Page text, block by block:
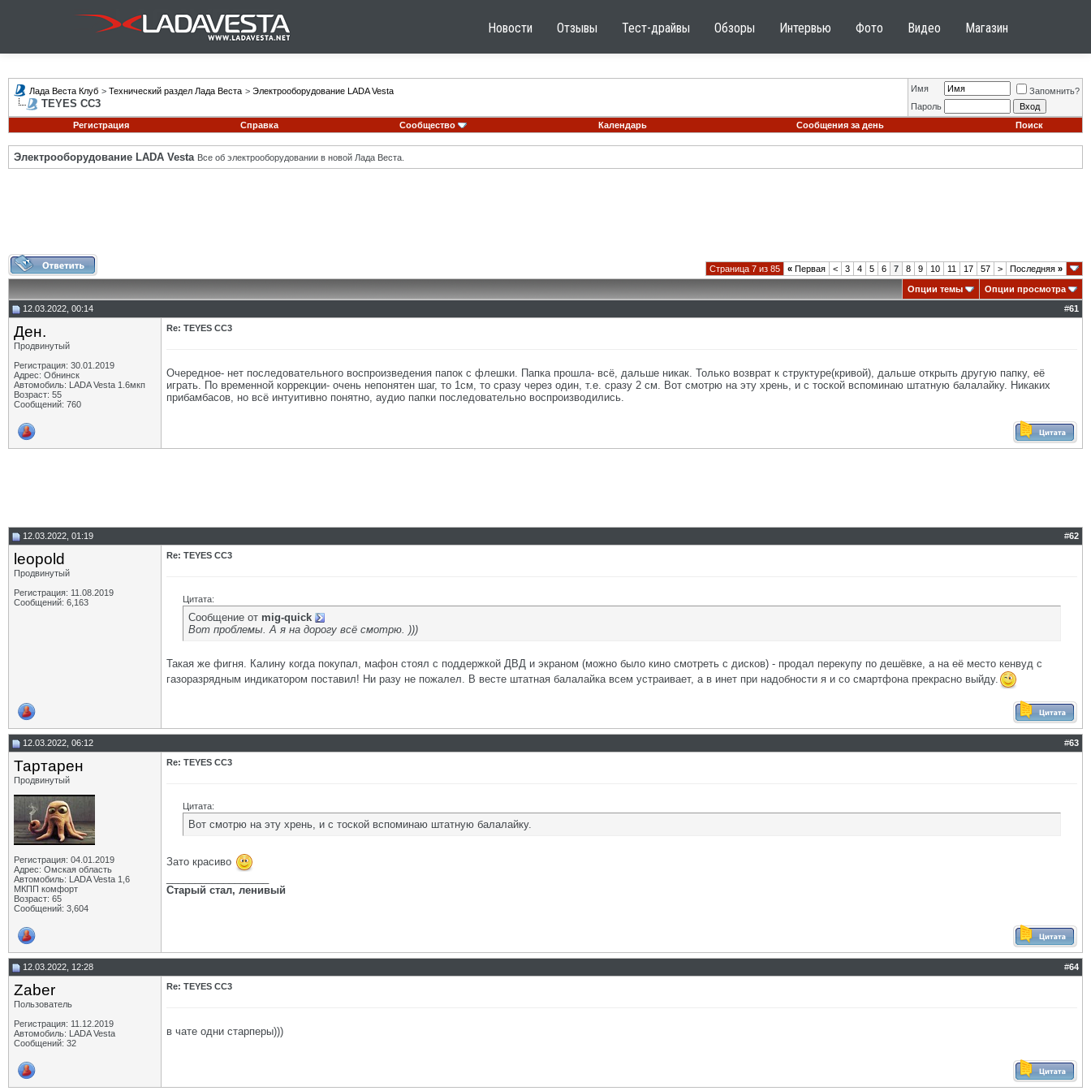
Новости Отзывы Тест-драйвы Обзоры Интервью Фото Видео Магазин
Лада Веста Клуб > Технический раздел Лада Веста > Электрооборудование LADA Vesta
TEYES CC3
Имя
Запомнить?
Пароль
Регистрация
Справка Сообщество Календарь Сообщения за день Поиск
Электрооборудование LADA Vesta Все об электрооборудовании в новой Лада Веста.
Страница 7 из 85 « Первая < 3 4 5 6 7 8 9 10 11 17 57 > Последняя »
Опции темы
Опции просмотра
12.03.2022, 00:14
#61
Ден.
Продвинутый
Регистрация: 30.01.2019
Адрес: Обнинск
Автомобиль: LADA Vesta 1.6мкп
Возраст: 55
Сообщений: 760
Re: TEYES CC3
Очередное- нет последовательного воспроизведения папок с флешки. Папка прошла- всё, дальше никак. Только возврат к структуре(кривой), дальше открыть другую папку, её
играть. По временной коррекции- очень непонятен шаг, то 1см, то сразу через один, т.е. сразу 2 см. Вот смотрю на эту хрень, и с тоской вспоминаю штатную балалайку. Никаких
прибамбасов, но всё интуитивно понятно, аудио папки последовательно воспроизводились.
12.03.2022, 01:19 #62
leopold
Продвинутый
Регистрация: 11.08.2019
Сообщений: 6,163
Re: TEYES CC3
Цитата:
Сообщение от mig-quick
Вот проблемы. А я на дорогу всё смотрю. )))
Такая же фигня. Калину когда покупал, мафон стоял с поддержкой ДВД и экраном (можно было кино смотреть с дисков) - продал перекупу по дешёвке, а на её место кенвуд с
газоразрядным индикатором поставил! Ни разу не пожалел. В весте штатная балалайка всем устраивает, а в инет при надобности я и со смартфона прекрасно выйду.
12.03.2022, 06:12 #63
Тартарен
Продвинутый
Регистрация: 04.01.2019
Адрес: Омская область
Автомобиль: LADA Vesta 1,6
МКПП комфорт
Возраст: 65
Сообщений: 3,604
Re: TEYES CC3
Цитата:
Вот смотрю на эту хрень, и с тоской вспоминаю штатную балалайку.
Зато красиво
Старый стал, ленивый
12.03.2022, 12:28 #64
Zaber
Пользователь
Регистрация: 11.12.2019
Автомобиль: LADA Vesta
Сообщений: 32
Re: TEYES CC3
в чате одни старперы)))